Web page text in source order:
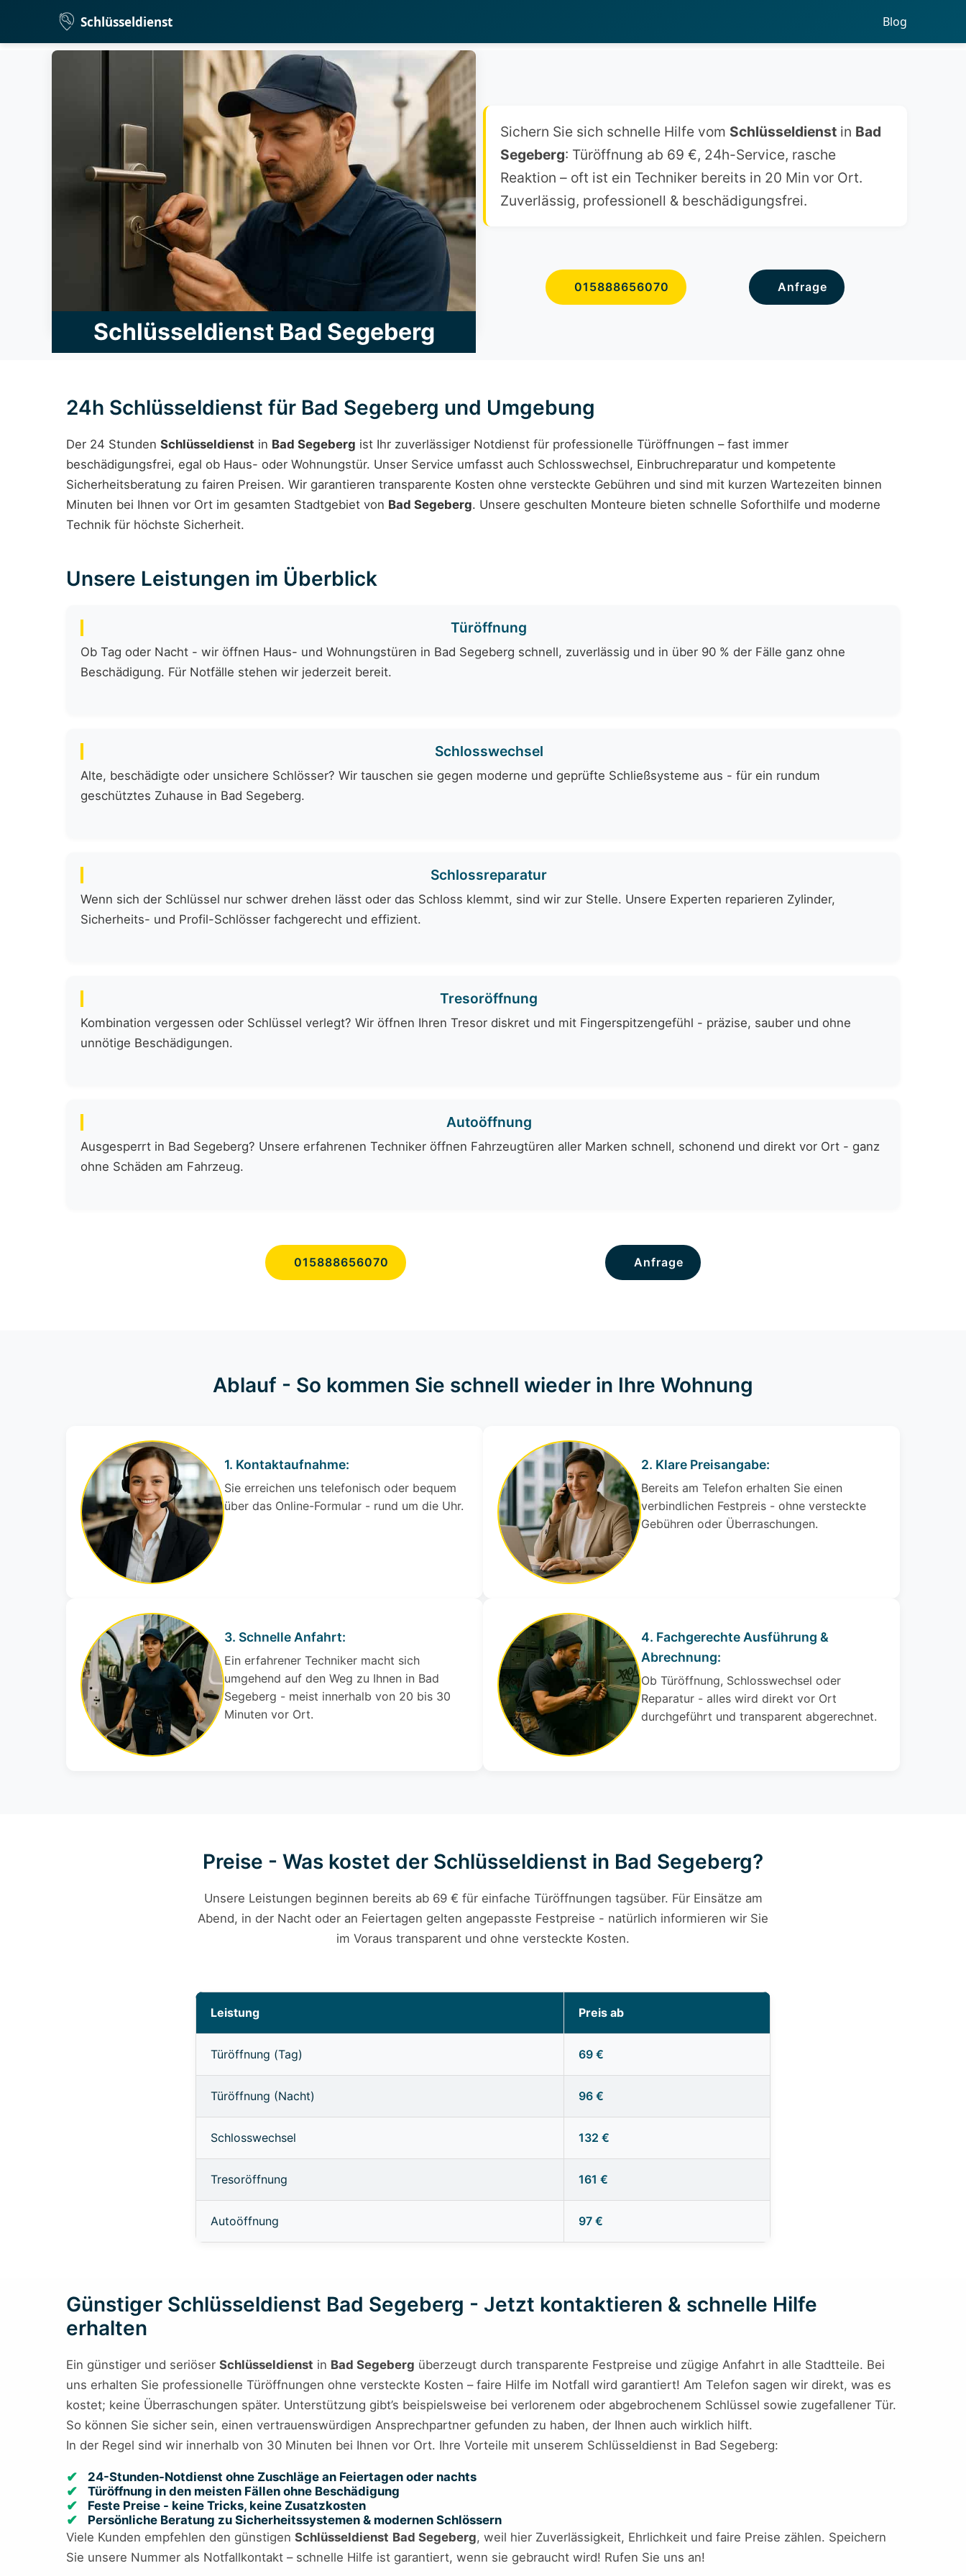
Schlüsseldienst Blog
Schlüsseldienst Bad Segeberg
Sichern Sie sich schnelle Hilfe vom Schlüsseldienst in Bad
Segeberg: Türöffnung ab 69 €, 24h-Service, rasche
Reaktion – oft ist ein Techniker bereits in 20 Min vor Ort.
Zuverlässig, professionell & beschädigungsfrei.
015888656070 Anfrage
24h Schlüsseldienst für Bad Segeberg und Umgebung
Der 24 Stunden Schlüsseldienst in Bad Segeberg ist Ihr zuverlässiger Notdienst für professionelle Türöffnungen – fast immer
beschädigungsfrei, egal ob Haus- oder Wohnungstür. Unser Service umfasst auch Schlosswechsel, Einbruchreparatur und kompetente
Sicherheitsberatung zu fairen Preisen. Wir garantieren transparente Kosten ohne versteckte Gebühren und sind mit kurzen Wartezeiten binnen
Minuten bei Ihnen vor Ort im gesamten Stadtgebiet von Bad Segeberg. Unsere geschulten Monteure bieten schnelle Soforthilfe und moderne
Technik für höchste Sicherheit.
Unsere Leistungen im Überblick
Türöffnung
Ob Tag oder Nacht - wir öffnen Haus- und Wohnungstüren in Bad Segeberg schnell, zuverlässig und in über 90 % der Fälle ganz ohne
Beschädigung. Für Notfälle stehen wir jederzeit bereit.
Schlosswechsel
Alte, beschädigte oder unsichere Schlösser? Wir tauschen sie gegen moderne und geprüfte Schließsysteme aus - für ein rundum
geschütztes Zuhause in Bad Segeberg.
Schlossreparatur
Wenn sich der Schlüssel nur schwer drehen lässt oder das Schloss klemmt, sind wir zur Stelle. Unsere Experten reparieren Zylinder,
Sicherheits- und Profil-Schlösser fachgerecht und effizient.
Tresoröffnung
Kombination vergessen oder Schlüssel verlegt? Wir öffnen Ihren Tresor diskret und mit Fingerspitzengefühl - präzise, sauber und ohne
unnötige Beschädigungen.
Autoöffnung
Ausgesperrt in Bad Segeberg? Unsere erfahrenen Techniker öffnen Fahrzeugtüren aller Marken schnell, schonend und direkt vor Ort - ganz
ohne Schäden am Fahrzeug.
015888656070 Anfrage
Ablauf - So kommen Sie schnell wieder in Ihre Wohnung
1. Kontaktaufnahme:
Sie erreichen uns telefonisch oder bequem
über das Online-Formular - rund um die Uhr.
2. Klare Preisangabe:
Bereits am Telefon erhalten Sie einen
verbindlichen Festpreis - ohne versteckte
Gebühren oder Überraschungen.
3. Schnelle Anfahrt:
Ein erfahrener Techniker macht sich
umgehend auf den Weg zu Ihnen in Bad
Segeberg - meist innerhalb von 20 bis 30
Minuten vor Ort.
4. Fachgerechte Ausführung &
Abrechnung:
Ob Türöffnung, Schlosswechsel oder
Reparatur - alles wird direkt vor Ort
durchgeführt und transparent abgerechnet.
Preise - Was kostet der Schlüsseldienst in Bad Segeberg?
Unsere Leistungen beginnen bereits ab 69 € für einfache Türöffnungen tagsüber. Für Einsätze am
Abend, in der Nacht oder an Feiertagen gelten angepasste Festpreise - natürlich informieren wir Sie
im Voraus transparent und ohne versteckte Kosten.
Leistung Preis ab
Türöffnung (Tag) 69 €
Türöffnung (Nacht) 96 €
Schlosswechsel 132 €
Tresoröffnung 161 €
Autoöffnung 97 €
Günstiger Schlüsseldienst Bad Segeberg - Jetzt kontaktieren & schnelle Hilfe
erhalten
Ein günstiger und seriöser Schlüsseldienst in Bad Segeberg überzeugt durch transparente Festpreise und zügige Anfahrt in alle Stadtteile. Bei
uns erhalten Sie professionelle Türöffnungen ohne versteckte Kosten – faire Hilfe im Notfall wird garantiert! Am Telefon sagen wir direkt, was es
kostet; keine Überraschungen später. Unterstützung gibt’s beispielsweise bei verlorenem oder abgebrochenem Schlüssel sowie zugefallener Tür.
So können Sie sicher sein, einen vertrauenswürdigen Ansprechpartner gefunden zu haben, der Ihnen auch wirklich hilft.
In der Regel sind wir innerhalb von 30 Minuten bei Ihnen vor Ort. Ihre Vorteile mit unserem Schlüsseldienst in Bad Segeberg:
24-Stunden-Notdienst ohne Zuschläge an Feiertagen oder nachts
Türöffnung in den meisten Fällen ohne Beschädigung
Feste Preise - keine Tricks, keine Zusatzkosten
Persönliche Beratung zu Sicherheitssystemen & modernen Schlössern
Viele Kunden empfehlen den günstigen Schlüsseldienst Bad Segeberg, weil hier Zuverlässigkeit, Ehrlichkeit und faire Preise zählen. Speichern
Sie unsere Nummer als Notfallkontakt – schnelle Hilfe ist garantiert, wenn sie gebraucht wird! Rufen Sie uns an!